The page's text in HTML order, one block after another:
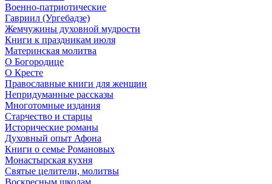
Военно-патриотические
Гавриил (Ургебадзе)
Жемчужины духовной мудрости
Книги к праздникам июля
Материнская молитва
О Богородице
О Кресте
Православные книги для женщин
Непридуманные рассказы
Многотомные издания
Старчество и старцы
Исторические романы
Духовный опыт Афона
Книги о семье Романовых
Монастырская кухня
Святые целители, молитвы
Воскресным школам